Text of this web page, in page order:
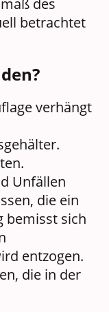
des
betrachtet
verhängt
Unfällen
die ein
bemisst sich
entzogen.
die in der